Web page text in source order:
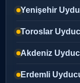
Yenişehir
Toroslar
Akdeniz
Erdemli